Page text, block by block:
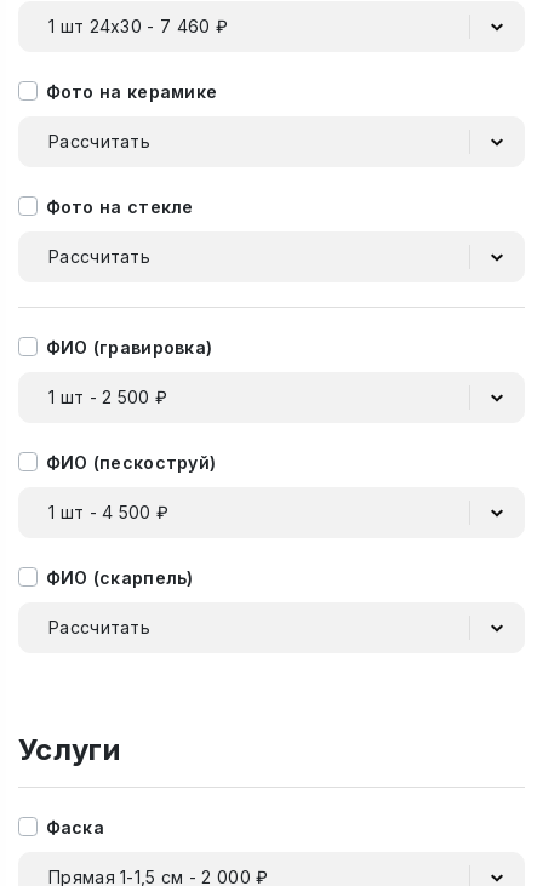
1 шт 24х30 - 7 460 ₽
Фото на керамике
Рассчитать
Фото на стекле
Рассчитать
ФИО (гравировка)
1 шт - 2 500 ₽
ФИО (пескоструй)
1 шт - 4 500 ₽
ФИО (скарпель)
Рассчитать
Услуги
Фаска
Прямая 1-1,5 см - 2 000 ₽